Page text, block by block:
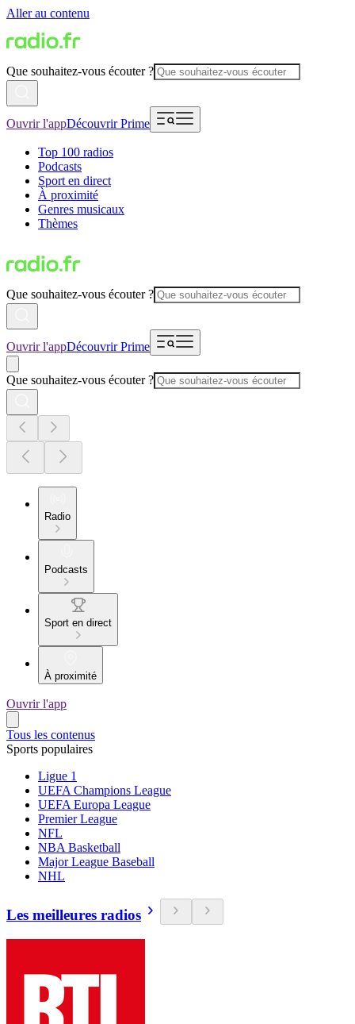
Aller au contenu
Que souhaitez-vous écouter ?
Ouvrir l'appDécouvrir Prime
Top 100 radios
Podcasts
Sport en direct
À proximité
Genres musicaux
Thèmes
Que souhaitez-vous écouter ?
Ouvrir l'appDécouvrir Prime
Que souhaitez-vous écouter ?
Radio
Podcasts
Sport en direct
À proximité
Ouvrir l'app
Tous les contenus
Sports populaires
Ligue 1
UEFA Champions League
UEFA Europa League
Premier League
NFL
NBA Basketball
Major League Baseball
NHL
Les meilleures radios